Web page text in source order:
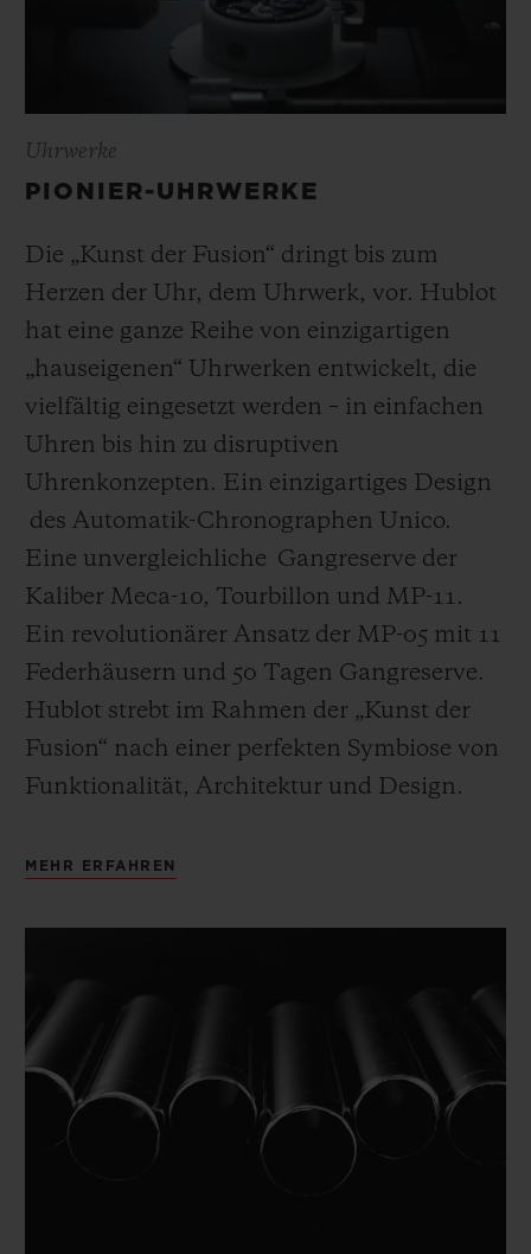
Uhrwerke
PIONIER-UHRWERKE
Die „Kunst der Fusion“ dringt bis zum
Herzen der Uhr, dem Uhrwerk, vor. Hublot
hat eine ganze Reihe von einzigartigen
„hauseigenen“ Uhrwerken entwickelt, die
vielfältig eingesetzt werden – in einfachen
Uhren bis hin zu disruptiven
Uhrenkonzepten. Ein einzigartiges Design
des Automatik-Chronographen Unico.
Eine unvergleichliche Gangreserve der
Kaliber Meca-10, Tourbillon und MP-11.
Ein revolutionärer Ansatz der MP-05 mit 11
Federhäusern und 50 Tagen Gangreserve.
Hublot strebt im Rahmen der „Kunst der
Fusion“ nach einer perfekten Symbiose von
Funktionalität, Architektur und Design.
MEHR ERFAHREN